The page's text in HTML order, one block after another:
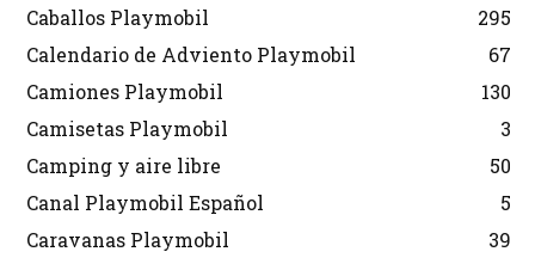
Caballos Playmobil
295
Calendario de Adviento Playmobil
67
Camiones Playmobil
130
Camisetas Playmobil
3
Camping y aire libre
50
Canal Playmobil Español
5
Caravanas Playmobil
39